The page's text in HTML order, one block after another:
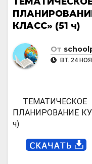
КЛАСС» (51 ч)
От
ВТ. 24
ПЛАНИРОВАНИЕ
ч)